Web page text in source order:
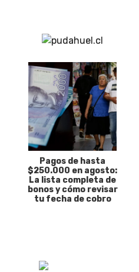
Pagos de hasta
$250.000 en agosto:
La lista completa de
bonos y cómo revisar
tu fecha de cobro